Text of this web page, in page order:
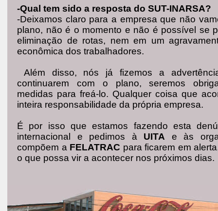
-Qual tem sido a resposta do SUT-INARSA?
-Deixamos claro para a empresa que não
plano, não é o momento e não é possível se
eliminação de rotas, nem em um
econômica dos trabalhadores.
Além disso, nós já fizemos a
continuarem com o plano, seremos
medidas para freá-lo. Qualquer coisa que
inteira responsabilidade da própria empresa.
É por isso que estamos fazendo esta
internacional e pedimos à UITA e às
compõem a FELATRAC para ficarem em
o que possa vir a acontecer nos próximos dias.